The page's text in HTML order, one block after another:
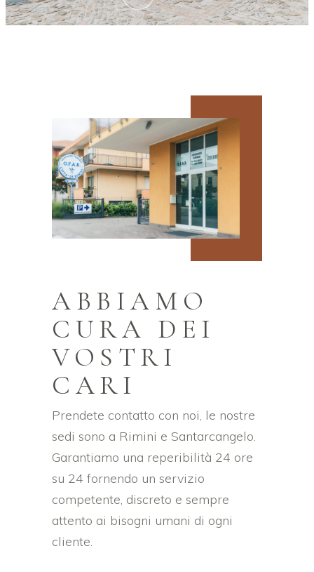
ABBIAMO
CURA DEI
VOSTRI
CARI
Prendete contatto con noi, le nostre
sedi sono a Rimini e Santarcangelo.
Garantiamo una reperibilità 24 ore
su 24 fornendo un servizio
competente, discreto e sempre
attento ai bisogni umani di ogni
cliente.